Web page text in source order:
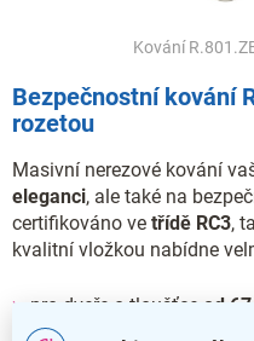
Kování
Bezpečnostní kování
rozetou
Masivní nerezové kování
eleganci, ale také na
certifikováno ve třídě RC3,
kvalitní vložkou nabídne
pro dveře o tloušťce od